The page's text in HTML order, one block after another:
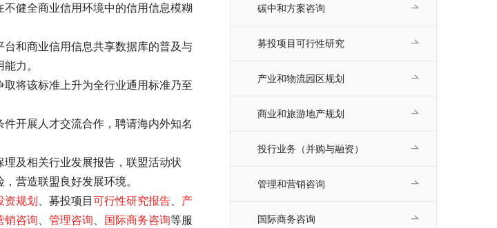
健全商业信用环境中的信用信息模糊
和商业信用信息共享数据库的普及与
力。
将该标准上升为全行业通用标准乃至
开展人才交流合作，聘请海内外知名
及相关行业发展报告，联盟活动状
营造联盟良好发展环境。
资规划、募投项目可行性研究报告、 产
销咨询、 管理咨询、 国际商务咨询等服
碳中和方案咨询
募投项目可行性研究
产业和物流园区规划
商业和旅游地产规划
投行业务（并购与融资）
管理和营销咨询
国际商务咨询